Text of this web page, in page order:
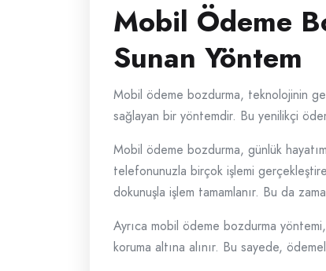
Mobil Ödeme
Sunan Yöntem
Mobil ödeme bozdurma, teknolojinin
sağlayan bir yöntemdir. Bu yenilikçi
Mobil ödeme bozdurma, günlük
telefonunuzla birçok işlemi
dokunuşla işlem tamamlanır. Bu da
Ayrıca mobil ödeme bozdurma
koruma altına alınır. Bu sayede,